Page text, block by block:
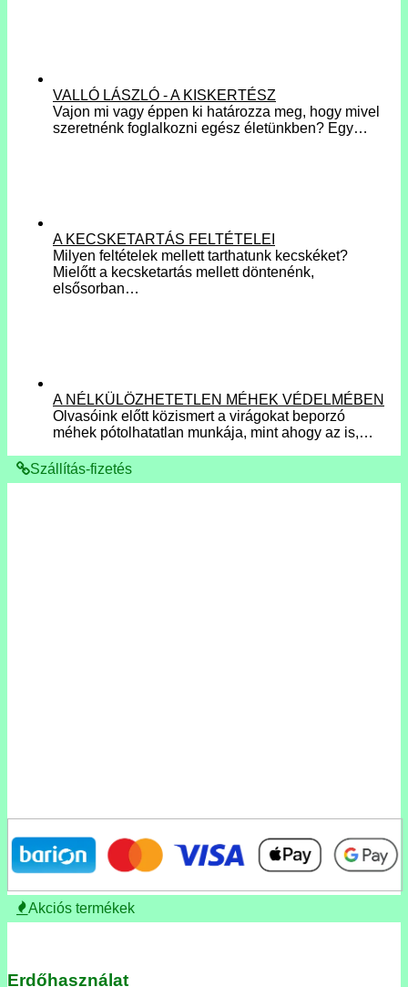
VALLÓ LÁSZLÓ - A KISKERTÉSZ
Vajon mi vagy éppen ki határozza meg, hogy mivel
szeretnénk foglalkozni egész életünkben? Egy…
A KECSKETARTÁS FELTÉTELEI
Milyen feltételek mellett tarthatunk kecskéket?
Mielőtt a kecsketartás mellett döntenénk,
elsősorban…
A NÉLKÜLÖZHETETLEN MÉHEK VÉDELMÉBEN
Olvasóink előtt közismert a virágokat beporzó
méhek pótolhatatlan munkája, mint ahogy az is,…
Szállítás-fizetés
Akciós termékek
Erdőhasználat